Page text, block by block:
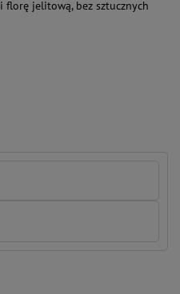
florę jelitową, bez sztucznych